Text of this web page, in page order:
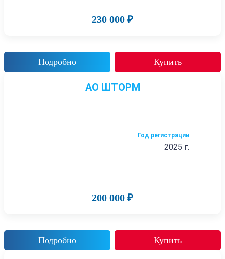
230 000 ₽
Подробно Купить
АО ШТОРМ
Год регистрации
2025 г.
200 000 ₽
Подробно Купить